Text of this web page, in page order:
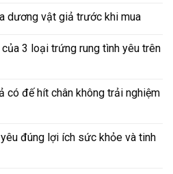
dương vật giả trước khi mua
3 loại trứng rung tình yêu trên
có đế hít chân không trải nghiệm
đúng lợi ích sức khỏe và tinh